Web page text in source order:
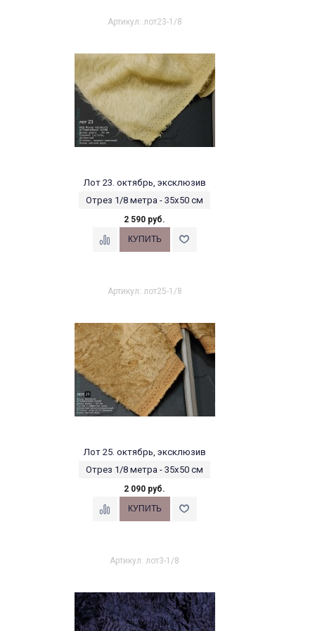
Артикул: лот23-1/8
Лот 23. октябрь, эксклюзив
Отрез 1/8 метра - 35х50 см
2 590 руб.
Артикул: лот25-1/8
Лот 25. октябрь, эксклюзив
Отрез 1/8 метра - 35х50 см
2 090 руб.
Артикул: лот3-1/8